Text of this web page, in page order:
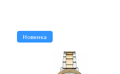
Новинка